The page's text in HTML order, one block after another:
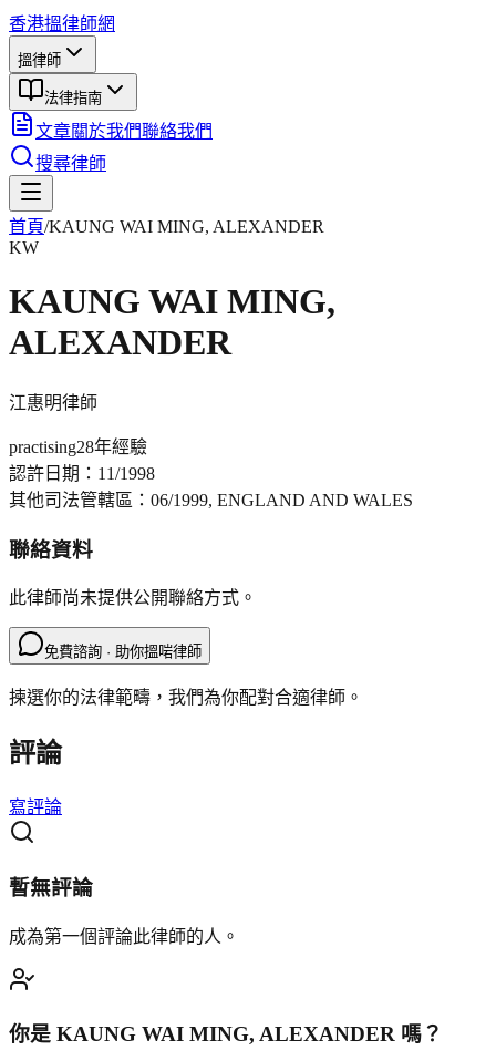
香港搵律師網
搵律師
法律指南
文章關於我們聯絡我們
搜尋律師
首頁/KAUNG WAI MING, ALEXANDER
KW
KAUNG WAI MING,
ALEXANDER
江惠明律師
practising28年經驗
認許日期： 11/1998
其他司法管轄區： 06/1999, ENGLAND AND WALES
聯絡資料
此律師尚未提供公開聯絡方式。
免費諮詢 · 助你搵啱律師
揀選你的法律範疇，我們為你配對合適律師。
評論
寫評論
暫無評論
成為第一個評論此律師的人。
你是 KAUNG WAI MING, ALEXANDER 嗎？